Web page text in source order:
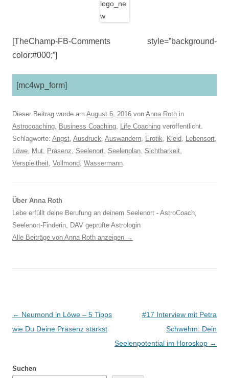
[TheChamp-FB-Comments style=”background-
color:#000;”]
[mc4wp_form]
Dieser Beitrag wurde am August 6, 2016 von Anna Roth in
Astrocoaching, Business Coaching, Life Coaching veröffentlicht.
Schlagworte: Angst, Ausdruck, Auswandern, Erotik, Kleid, Lebensort,
Löwe, Mut, Präsenz, Seelenort, Seelenplan, Sichtbarkeit,
Verspieltheit, Vollmond, Wassermann.
Über Anna Roth
Lebe erfüllt deine Berufung an deinem Seelenort - AstroCoach,
Seelenort-Finderin, DAV geprüfte Astrologin
Alle Beiträge von Anna Roth anzeigen →
Beitragsnavigation
← Neumond in Löwe – 5 Tipps
wie Du Deine Präsenz stärkst
#17 Interview mit Petra
Schwehm: Dein
Seelenpotential im Horoskop →
Suchen